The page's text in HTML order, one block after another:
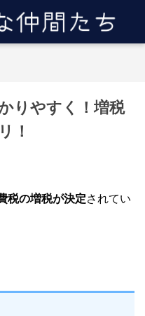
りやすく！増税
！
税の増税が決定されてい